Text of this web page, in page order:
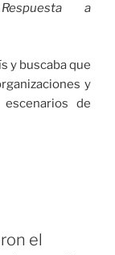
a
y buscaba que
y
de
el